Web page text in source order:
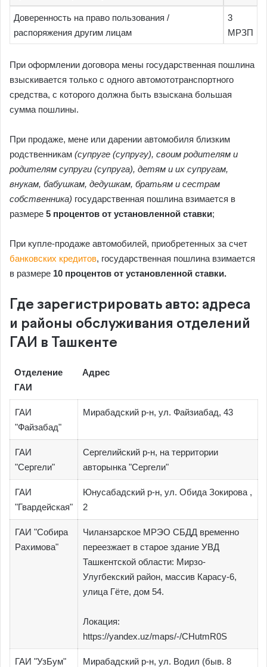
Доверенность на право пользования /
распоряжения другим лицам
3
МРЗП
При оформлении договора мены государственная пошлина
взыскивается только с одного автомототранспортного
средства, с которого должна быть взыскана большая
сумма пошлины.
При продаже, мене или дарении автомобиля близким
родственникам (супруге (супругу), своим родителям и
родителям супруги (супруга), детям и их супругам,
внукам, бабушкам, дедушкам, братьям и сестрам
собственника) государственная пошлина взимается в
размере 5 процентов от установленной ставки;
При купле-продаже автомобилей, приобретенных за счет
банковских кредитов, государственная пошлина взимается
в размере 10 процентов от установленной ставки.
Где зарегистрировать авто: адреса
и районы обслуживания отделений
ГАИ в Ташкенте
Отделение
ГАИ
Адрес
ГАИ
"Файзабад"
Мирабадский р-н, ул. Файзиабад, 43
ГАИ
"Сергели"
Сергелийский р-н, на территории
авторынка "Сергели"
ГАИ
"Гвардейская"
Юнусабадский р-н, ул. Обида Зокирова ,
2
ГАИ "Собира
Рахимова"
Чиланзарское МРЭО СБДД временно
переезжает в старое здание УВД
Ташкентской области: Мирзо-
Улугбекский район, массив Карасу-6,
улица Гёте, дом 54.
Локация:
https://yandex.uz/maps/-/CHutmR0S
ГАИ "УзБум"
Мирабадский р-н, ул. Водил (быв. 8